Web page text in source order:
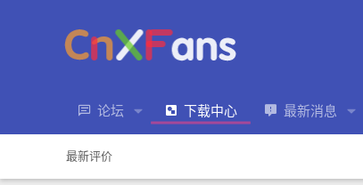
论坛 下载中心 最新消息
最新评价